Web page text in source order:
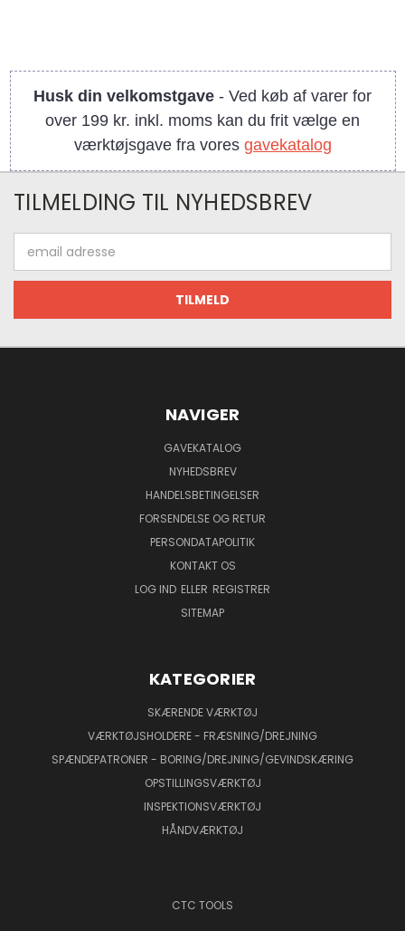
Husk din velkomstgave - Ved køb af varer for
over 199 kr. inkl. moms kan du frit vælge en
værktøjsgave fra vores gavekatalog
TILMELDING TIL NYHEDSBREV
adresse
NAVIGER
GAVEKATALOG
NYHEDSBREV
HANDELSBETINGELSER
FORSENDELSE OG RETUR
PERSONDATAPOLITIK
KONTAKT OS
LOG IND ELLER REGISTRER
SITEMAP
KATEGORIER
SKÆRENDE VÆRKTØJ
VÆRKTØJSHOLDERE - FRÆSNING/DREJNING
SPÆNDEPATRONER - BORING/DREJNING/GEVINDSKÆRING
OPSTILLINGSVÆRKTØJ
INSPEKTIONSVÆRKTØJ
HÅNDVÆRKTØJ
CTC TOOLS